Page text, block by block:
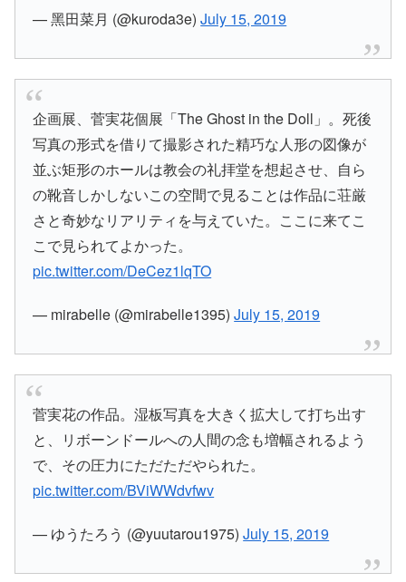
— 黑田菜月 (@kuroda3e)July 15, 2019
企画展、菅実花個展「The Ghost in the Doll」。死後
写真の形式を借りて撮影された精巧な人形の図像が
並ぶ矩形のホールは教会の礼拝堂を想起させ、自ら
の靴音しかしないこの空間で見ることは作品に荘厳
さと奇妙なリアリティを与えていた。ここに来てこ
こで見られてよかった。
pic.twitter.com/DeCez1lqTO
— mirabelle (@mirabelle1395)July 15, 2019
菅実花の作品。湿板写真を大きく拡大して打ち出す
と、リボーンドールへの人間の念も増幅されるよう
で、その圧力にただただやられた。
pic.twitter.com/BViWWdvfwv
— ゆうたろう (@yuutarou1975)July 15, 2019